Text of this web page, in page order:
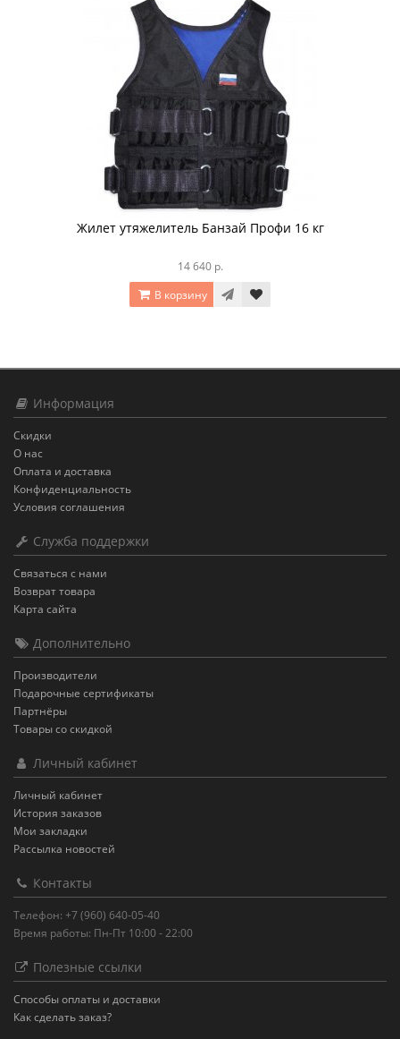
Жилет утяжелитель Банзай Профи 16 кг
14 640 р.
В корзину
Информация
Скидки
О нас
Оплата и доставка
Конфиденциальность
Условия соглашения
Служба поддержки
Связаться с нами
Возврат товара
Карта сайта
Дополнительно
Производители
Подарочные сертификаты
Партнёры
Товары со скидкой
Личный кабинет
Личный кабинет
История заказов
Мои закладки
Рассылка новостей
Контакты
Телефон: +7 (960) 640-05-40
Время работы: Пн-Пт 10:00 - 22:00
Полезные ссылки
Способы оплаты и доставки
Как сделать заказ?